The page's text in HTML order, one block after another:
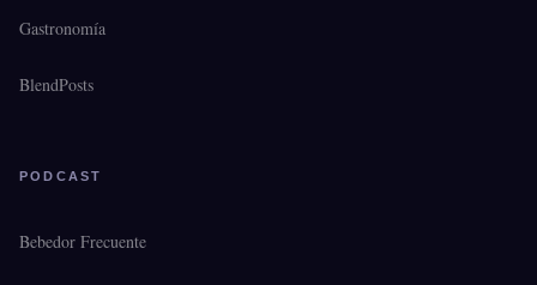
Gastronomía
BlendPosts
PODCAST
Bebedor Frecuente